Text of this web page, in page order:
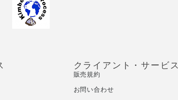
クライアント・サービス
販売規約
お問い合わせ